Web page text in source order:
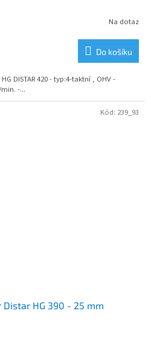
Na dotaz
Do košíku
DISTAR 420 - typ:4-taktní , OHV -
-...
HG 390 - 25 mm
Kód: 239_93